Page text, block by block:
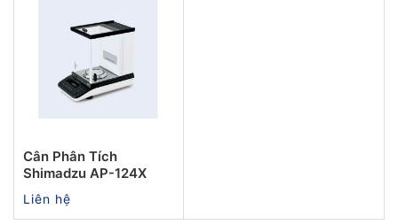
Cân Phân Tích
Shimadzu AP-124X
Liên hệ